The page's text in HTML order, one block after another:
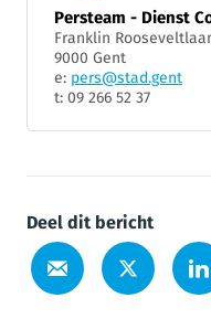
Persteam - Dienst
Franklin
9000 Gent
e: pers@stad.gent
t: 09 266 52 37
Deel dit bericht